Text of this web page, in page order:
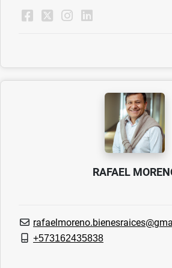
RAFAEL
+573162435838